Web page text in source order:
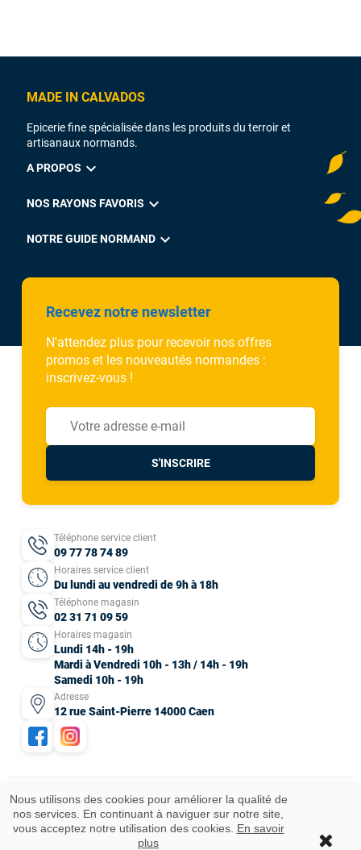
MADE IN CALVADOS
Epicerie fine spécialisée dans les produits du terroir et
artisanaux normands.
A PROPOS expand_more
NOS RAYONS FAVORIS expand_more
NOTRE GUIDE NORMAND expand_more
Recevez notre newsletter
N'attendez plus pour recevoir nos offres
promos et les nouveautés normandes :
inscrivez-vous !
S'INSCRIRE
Téléphone service client
09 77 78 74 89
Horaires service client
Du lundi au vendredi de 9h à 18h
Téléphone magasin
02 31 71 09 59
Horaires magasin
Lundi 14h - 19h
Mardi à Vendredi 10h - 13h / 14h - 19h
Samedi 10h - 19h
Adresse
12 rue Saint-Pierre 14000 Caen
Nous utilisons des cookies pour améliorer la qualité de
nos services. En continuant à naviguer sur notre site,
vous acceptez notre utilisation des cookies. En savoir
plus
Mentions légales CGV Données personnelles